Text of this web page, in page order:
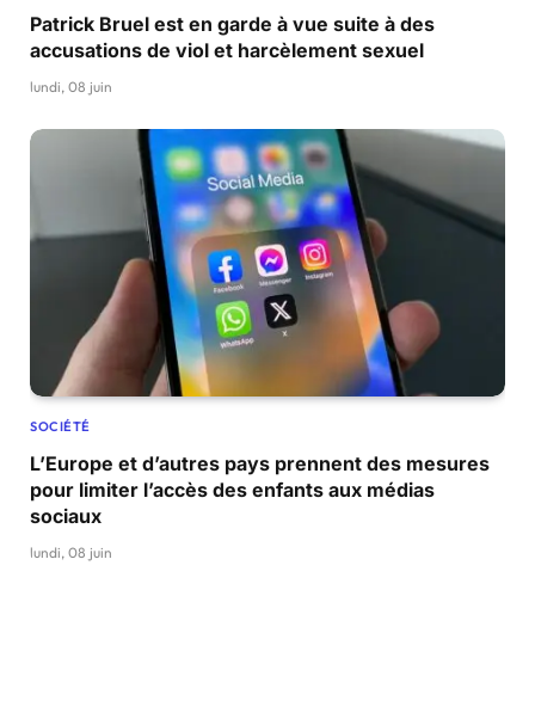
Patrick Bruel est en garde à vue suite à des
accusations de viol et harcèlement sexuel
lundi, 08 juin
SOCIÉTÉ
L’Europe et d’autres pays prennent des mesures
pour limiter l’accès des enfants aux médias
sociaux
lundi, 08 juin